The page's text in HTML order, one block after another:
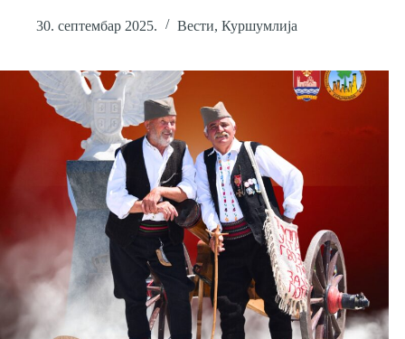
30. септембар 2025. Вести, Куршумлија